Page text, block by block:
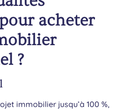
acheter
?
immobilier jusqu’à 100 %,